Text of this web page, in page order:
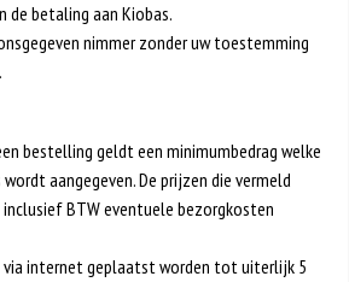
betaling aan Kiobas.
nimmer zonder uw toestemming
bestelling geldt een minimumbedrag welke
aangegeven. De prijzen die vermeld
BTW eventuele bezorgkosten
via internet geplaatst worden tot uiterlijk 5